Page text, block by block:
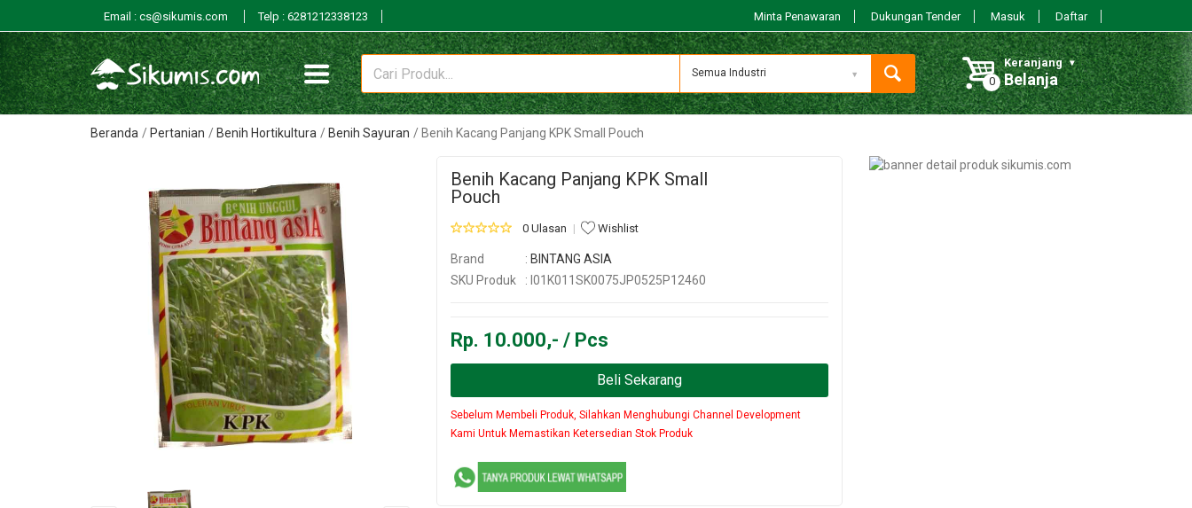
Email : cs@sikumis.com Telp : 6281212338123 Minta Penawaran Dukungan Tender Masuk Daftar
Semua Industri
Keranjang
Belanja
Beranda Pertanian Benih Hortikultura Benih Sayuran Benih Kacang Panjang KPK Small Pouch
Benih Kacang Panjang KPK Small
Pouch
0 Ulasan Wishlist
Brand : BINTANG ASIA
SKU Produk
: I01K011SK0075JP0525P12460
Rp. 10.000,- / Pcs
Beli Sekarang
Sebelum Membeli Produk, Silahkan Menghubungi Channel Development
Kami Untuk Memastikan Ketersedian Stok Produk